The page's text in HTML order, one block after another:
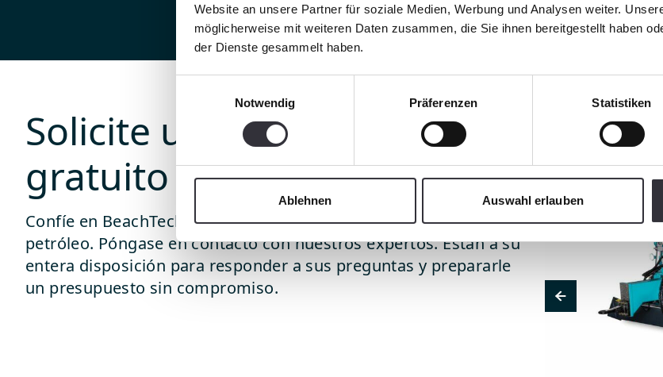
Website an unsere Partner für soziale Medien, Werbung und Analysen weiter.
möglicherweise mit weiteren Daten zusammen, die Sie ihnen bereitgestellt haben
der Dienste gesammelt haben.
Notwendig
Präferenzen Statistiken
Ablehnen Auswahl erlauben
Solicite un presupuesto
gratuito
Confíe en BeachTech para limpiar las playas de vertido de
petróleo. Póngase en contacto con nuestros expertos. Están a su
entera disposición para responder a sus preguntas y prepararle
un presupuesto sin compromiso.